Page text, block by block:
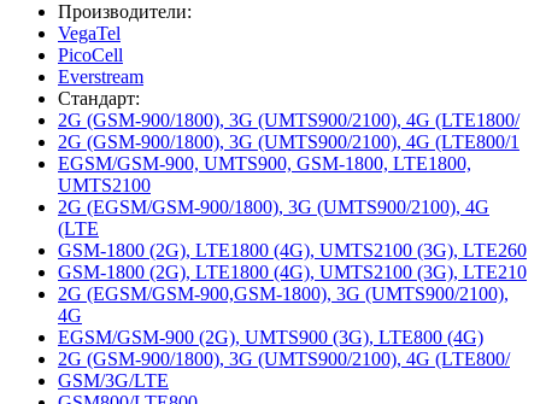
Производители:
VegaTel
PicoCell
Everstream
Стандарт:
2G (GSM-900/1800), 3G (UMTS900/2100), 4G (LTE1800/
2G (GSM-900/1800), 3G (UMTS900/2100), 4G (LTE800/1
EGSM/GSM-900, UMTS900, GSM-1800, LTE1800,
UMTS2100
2G (EGSM/GSM-900/1800), 3G (UMTS900/2100), 4G
(LTE
GSM-1800 (2G), LTE1800 (4G), UMTS2100 (3G), LTE260
GSM-1800 (2G), LTE1800 (4G), UMTS2100 (3G), LTE210
2G (EGSM/GSM-900,GSM-1800), 3G (UMTS900/2100),
4G
EGSM/GSM-900 (2G), UMTS900 (3G), LTE800 (4G)
2G (GSM-900/1800), 3G (UMTS900/2100), 4G (LTE800/
GSM/3G/LTE